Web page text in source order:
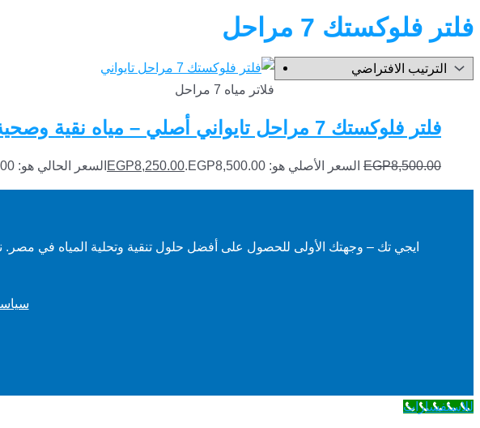
فلتر فلوكستك 7 مراحل
فلاتر مياه 7 مراحل
فلتر فلوكستك 7 مراحل تايواني أصلي – مياه نقية وصحية لمنزلك
EGP8,500.00 السعر الأصلي هو: EGP8,500.00. EGP8,250.00 السعر الحالي هو: EGP8,250.00.
ايجي تك – وجهتك الأولى للحصول على أفضل حلول تنقية وتحلية المياه في مصر.
للاستفسارات